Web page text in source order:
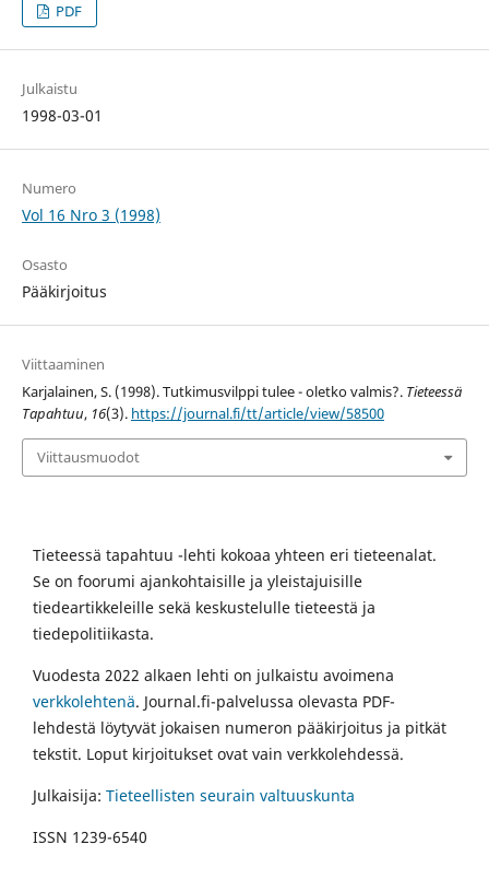
PDF
Julkaistu
1998-03-01
Numero
Vol 16 Nro 3 (1998)
Osasto
Pääkirjoitus
Viittaaminen
Karjalainen, S. (1998). Tutkimusvilppi tulee - oletko valmis?. Tieteessä
Tapahtuu, 16(3). https://journal.fi/tt/article/view/58500
Viittausmuodot
Tieteessä tapahtuu -lehti kokoaa yhteen eri tieteenalat.
Se on foorumi ajankohtaisille ja yleistajuisille
tiedeartikkeleille sekä keskustelulle tieteestä ja
tiedepolitiikasta.
Vuodesta 2022 alkaen lehti on julkaistu avoimena
verkkolehtenä. Journal.fi-palvelussa olevasta PDF-
lehdestä löytyvät jokaisen numeron pääkirjoitus ja pitkät
tekstit. Loput kirjoitukset ovat vain verkkolehdessä.
Julkaisija: Tieteellisten seurain valtuuskunta
ISSN 1239-6540